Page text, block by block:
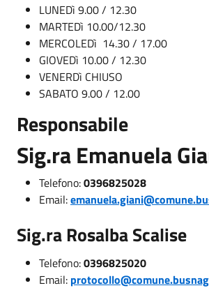
LUNEDì 9.00 / 12.30
MARTEDì 10.00/12.30
MERCOLEDì 14.30 / 17.00
GIOVEDì 10.00 / 12.30
VENERDì CHIUSO
SABATO 9.00 / 12.00
Responsabile
Sig.ra Emanuela
Telefono:0396825028
Email:emanuela.giani
Sig.ra Rosalba Scalise
Telefono:0396825020
Email: